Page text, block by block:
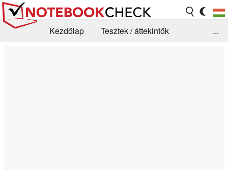
Kezdőlap
Tesztek / áttekintők
...